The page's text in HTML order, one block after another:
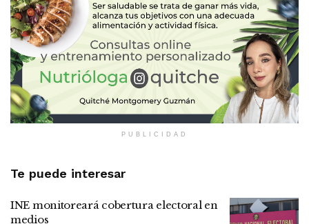
PUBLICIDAD
Te puede interesar
INE monitoreará cobertura electoral en
medios